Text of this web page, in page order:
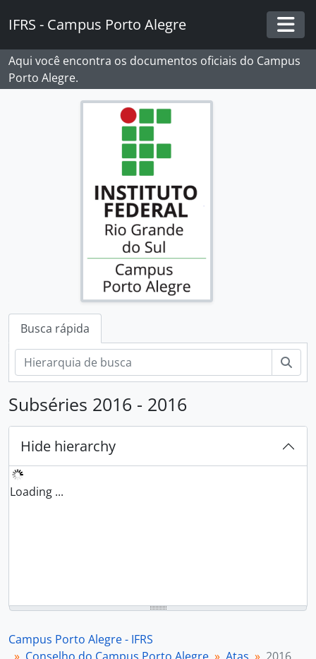
IFRS - Campus Porto Alegre
Aqui você encontra os documentos oficiais do Campus
Porto Alegre.
Busca rápida
Subséries 2016 - 2016
Hide hierarchy
Loading ...
Campus Porto Alegre - IFRS